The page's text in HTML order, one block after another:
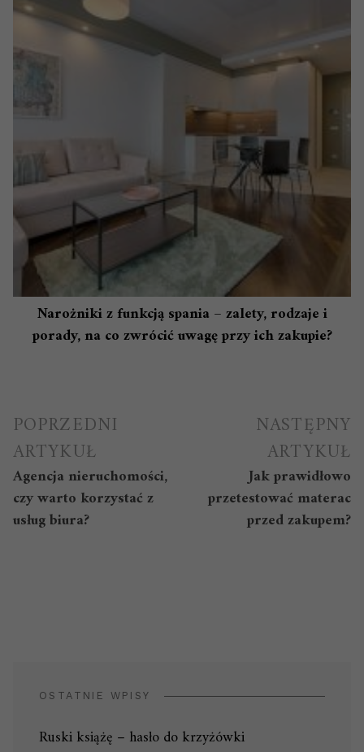
Narożniki z funkcją spania – zalety, rodzaje i
porady, na co zwrócić uwagę przy ich zakupie?
Nawigacja
wpisu
POPRZEDNI
ARTYKUŁ
Agencja nieruchomości,
czy warto korzystać z
usług biura?
NASTĘPNY
ARTYKUŁ
Jak prawidłowo
przetestować materac
przed zakupem?
OSTATNIE WPISY
Ruski książę – hasło do krzyżówki